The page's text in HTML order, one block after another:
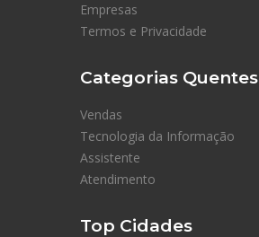
Empresas
Termos e Privacidade
Categorias Quentes
Vendas
Tecnologia da Informação
Assistente
Atendimento
Top Cidades